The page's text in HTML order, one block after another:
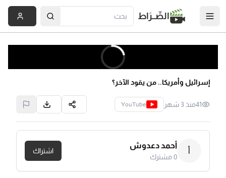
الصِّــرَاط
إسرائيل وأمريكا.. من يقود الآخر؟
41منذ 3 شهر YouTube
أ
أحمد دعدوش
0مشترك
اشتراك